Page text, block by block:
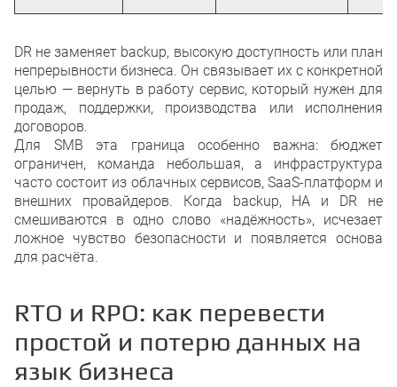
DR не заменяет backup, высокую доступность или план
непрерывности бизнеса. Он связывает их с конкретной
целью — вернуть в работу сервис, который нужен для
продаж, поддержки, производства или исполнения
договоров.
Для SMB эта граница особенно важна: бюджет
ограничен, команда небольшая, а инфраструктура
часто состоит из облачных сервисов, SaaS-платформ и
внешних провайдеров. Когда backup, HA и DR не
смешиваются в одно слово «надёжность», исчезает
ложное чувство безопасности и появляется основа
для расчёта.
RTO и RPO: как перевести
простой и потерю данных на
язык бизнеса